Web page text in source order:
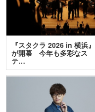
『スタクラ 2026 in 横浜』
が開幕 今年も多彩なス
テ…